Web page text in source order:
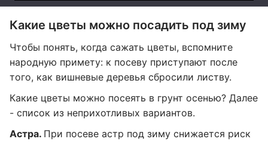
Какие цветы можно посадить под зиму
Чтобы понять, когда сажать цветы, вспомните
народную примету: к посеву приступают после
того, как вишневые деревья сбросили листву.
Какие цветы можно посеять в грунт осенью? Далее
- список из неприхотливых вариантов.
Астра. При посеве астр под зиму снижается риск